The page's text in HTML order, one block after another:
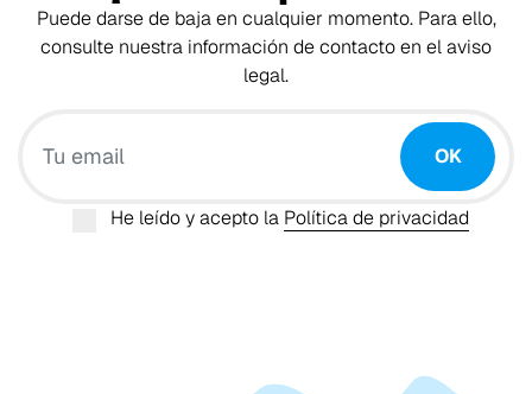
Puede darse de baja en cualquier momento. Para ello,
consulte nuestra información de contacto en el aviso
legal.
OK
He leído y acepto la Política de privacidad